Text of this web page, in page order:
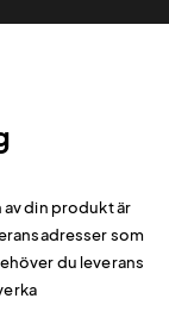
din produkt är
som
du leverans